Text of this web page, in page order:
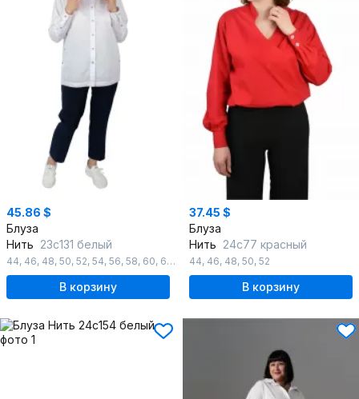
45.86 $
Блуза
Нить 23с131 белый
44, 46, 48, 50, 52, 54, 56, 58, 60, 62 ,
В корзину
37.45 $
Блуза
Нить 24с77 красный
44, 46, 48, 50, 52
В корзину